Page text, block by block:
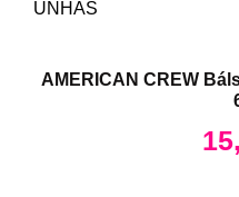
AMERICAN CREW
UNHAS